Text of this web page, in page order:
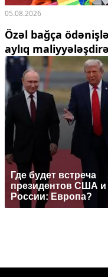
05.08.2026
Özəl bağça
aylıq
Где будет встреча
президентов США и
России: Европа?